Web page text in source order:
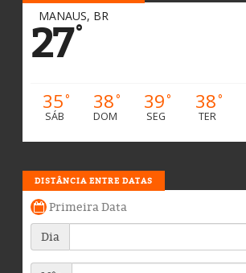
MANAUS, BR
27°
35°
SÁB
38°
DOM
39°
SEG
38°
TER
DISTÂNCIA ENTRE DATAS